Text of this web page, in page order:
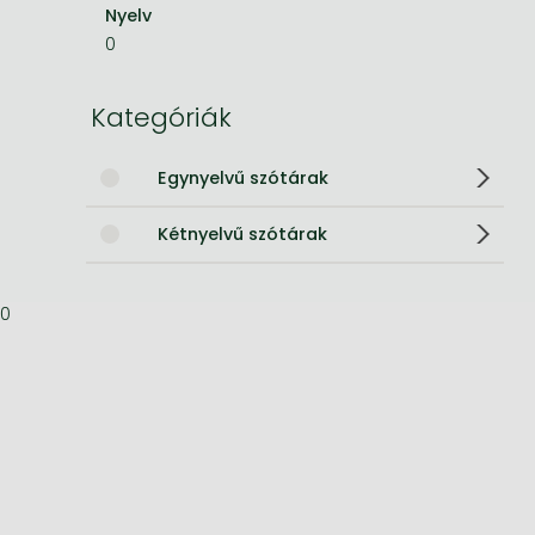
Bleach manga
Nyelv
0
Kategóriák
Egynyelvű szótárak
Kétnyelvű szótárak
0